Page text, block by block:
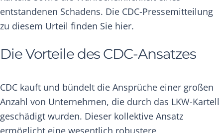
entstandenen Schadens. Die CDC-Pressemitteilung
zu diesem Urteil finden Sie hier.
Die Vorteile des CDC-Ansatzes
CDC kauft und bündelt die Ansprüche einer großen
Anzahl von Unternehmen, die durch das LKW-Kartell
geschädigt wurden. Dieser kollektive Ansatz
ermöglicht eine wesentlich robustere